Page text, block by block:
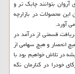
بتوانند چابک تر و
این محصولات در بازارچه
آورد.
قسمتی از درآمد در
انحصار و هیچ سهامی از
در تلاش خواهیم بود با
خودرا در کنارمان نگه